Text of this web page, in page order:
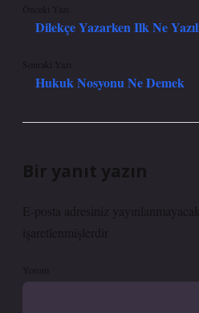
Önceki Yazı
Dilekçe Yazarken Ilk Ne
Sonraki Yazı
Hukuk Nosyonu Ne Demek
Bir yanıt yazın
E-posta adresiniz yayınlanmayacak.
işaretlenmişlerdir
Yorum